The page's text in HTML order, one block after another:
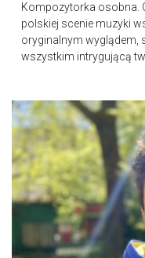
Kompozytorka osobna.
polskiej scenie muzyki
oryginalnym wyglądem,
wszystkim intrygującą